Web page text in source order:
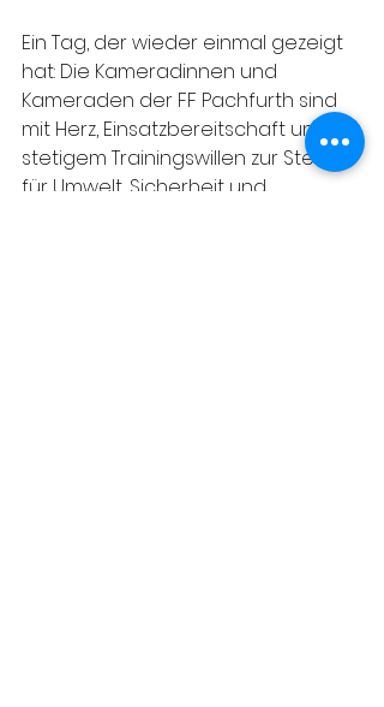
Ein Tag, der wieder einmal gezeigt
hat: Die Kameradinnen und
Kameraden der FF Pachfurth sind
mit Herz, Einsatzbereitschaft und
stetigem Trainingswillen zur Stelle –
für Umwelt, Sicherheit und